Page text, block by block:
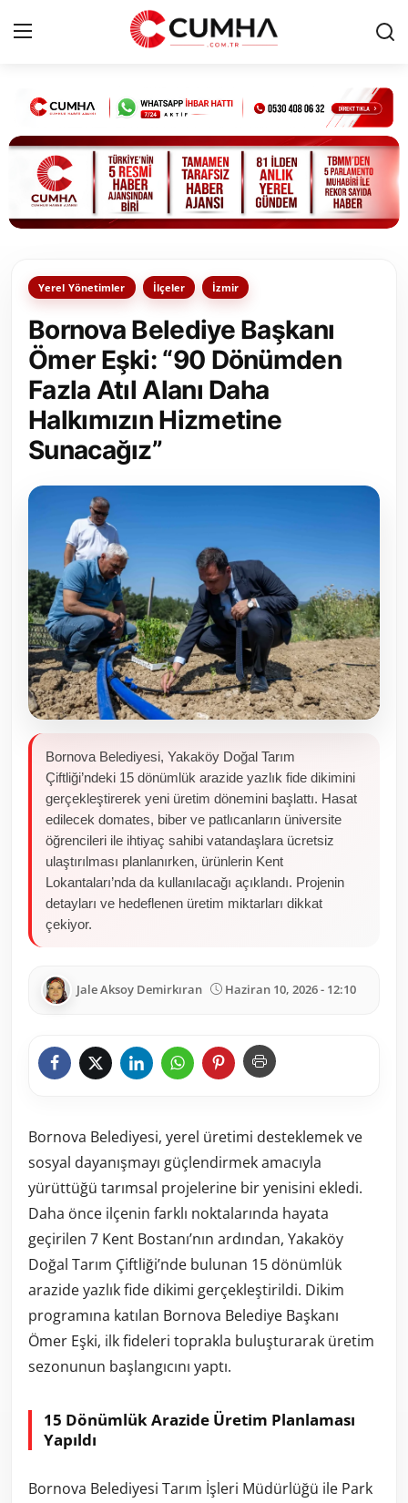
Kurumsal
Cumhurbaşkanlığı
Bakanlıklar
Siyasi Partiler
Yerel Yönetimler
Mülki İdare
Toplum ve Yaşam
Kamu Kurumları ve Üst Kurullar
Resmi Reklamlar
Yerel Yönetimler İlçeler İzmir
Bornova Belediye Başkanı
Ömer Eşki: “90 Dönümden
Fazla Atıl Alanı Daha
Halkımızın Hizmetine
Sunacağız”
Bornova Belediyesi, Yakaköy Doğal Tarım
Çiftliği’ndeki 15 dönümlük arazide yazlık fide dikimini
gerçekleştirerek yeni üretim dönemini başlattı. Hasat
edilecek domates, biber ve patlıcanların üniversite
öğrencileri ile ihtiyaç sahibi vatandaşlara ücretsiz
ulaştırılması planlanırken, ürünlerin Kent
Lokantaları’nda da kullanılacağı açıklandı. Projenin
detayları ve hedeflenen üretim miktarları dikkat
çekiyor.
Jale Aksoy Demirkıran Haziran 10, 2026 - 12:10
Bornova Belediyesi, yerel üretimi desteklemek ve
sosyal dayanışmayı güçlendirmek amacıyla
yürüttüğü tarımsal projelerine bir yenisini ekledi.
Daha önce ilçenin farklı noktalarında hayata
geçirilen 7 Kent Bostanı’nın ardından, Yakaköy
Doğal Tarım Çiftliği’nde bulunan 15 dönümlük
arazide yazlık fide dikimi gerçekleştirildi. Dikim
programına katılan Bornova Belediye Başkanı
Ömer Eşki, ilk fideleri toprakla buluşturarak üretim
sezonunun başlangıcını yaptı.
15 Dönümlük Arazide Üretim Planlaması
Yapıldı
Bornova Belediyesi Tarım İşleri Müdürlüğü ile Park